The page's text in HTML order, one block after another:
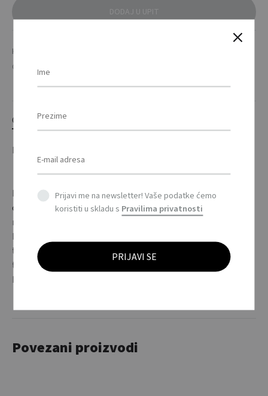
DODAJ U UPIT
KATEGORIJE
OZNAKA
OPIS
DODATNE INFORMACIJE
Iznimno snažna aluminijska COB svjetiljka od 1W s
otvaračem za boce na poleđini. Uključuje karabiner s kojim
možete zakačiti svjetiljku na torbu ili negdje drugdje.
Baterije su uključene. / 1W ultra-bright aluminium COB
torch with bottle opener on the back. Including carabiner
to attach the light to your bag or other object. Including
batteries.
Povezani proizvodi
Prijavi me na newsletter! Vaše podatke ćemo
koristiti u skladu s Pravilima privatnosti